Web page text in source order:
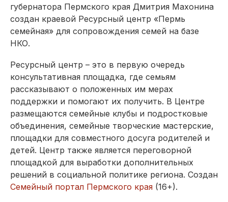
губернатора Пермского края Дмитрия Махонина
создан краевой Ресурсный центр «Пермь
семейная» для сопровождения семей на базе
НКО.
Ресурсный центр – это в первую очередь
консультативная площадка, где семьям
рассказывают о положенных им мерах
поддержки и помогают их получить. В Центре
размещаются семейные клубы и подростковые
объединения, семейные творческие мастерские,
площадки для совместного досуга родителей и
детей. Центр также является переговорной
площадкой для выработки дополнительных
решений в социальной политике региона. Создан
Семейный портал Пермского края (16+).